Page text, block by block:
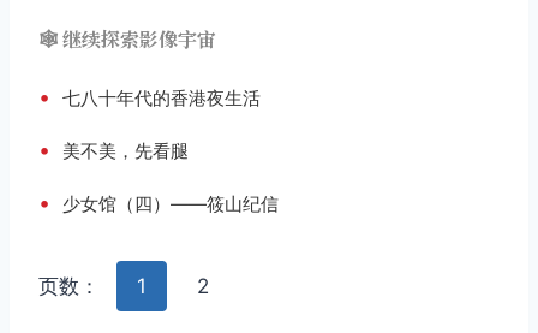
🕸️ 继续探索影像宇宙
• 七八十年代的香港夜生活
• 美不美，先看腿
• 少女馆（四）——筱山纪信
页数： 1 2